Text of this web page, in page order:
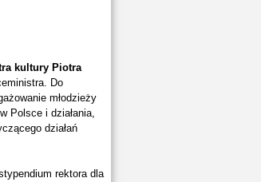
kultury Piotra
Do
młodzieży
Polsce i działania,
działań
rektora dla